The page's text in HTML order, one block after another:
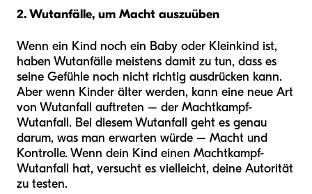
2. Wutanfälle, um Macht auszuüben
Wenn ein Kind noch ein Baby oder Kleinkind ist,
haben Wutanfälle meistens damit zu tun, dass es
seine Gefühle noch nicht richtig ausdrücken kann.
Aber wenn Kinder älter werden, kann eine neue Art
von Wutanfall auftreten – der Machtkampf-
Wutanfall. Bei diesem Wutanfall geht es genau
darum, was man erwarten würde – Macht und
Kontrolle. Wenn dein Kind einen Machtkampf-
Wutanfall hat, versucht es vielleicht, deine Autorität
zu testen.